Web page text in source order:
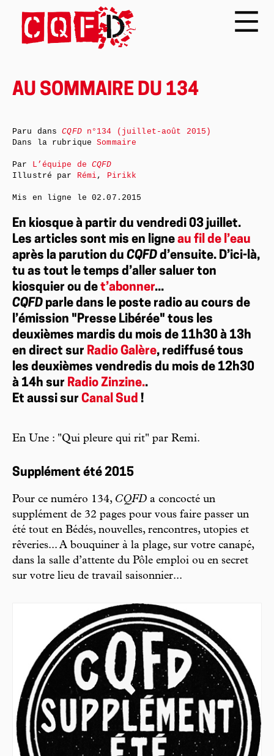
AU SOMMAIRE DU 134
En kiosque à partir du vendredi 03 juillet.
Les articles sont mis en ligne au fil de l’eau
après la parution du CQFD d’ensuite. D’ici-là,
tu as tout le temps d’aller saluer ton
kiosquier ou de t’abonner...
CQFD parle dans le poste radio au cours de
l’émission "Presse Libérée" tous les
deuxièmes mardis du mois de 11h30 à 13h
en direct sur Radio Galère, rediffusé tous
les deuxièmes vendredis du mois de 12h30
à 14h sur Radio Zinzine..
Et aussi sur Canal Sud !
En Une : "Qui pleure qui rit" par Remi.
Supplément été 2015
Pour ce numéro 134, CQFD a concocté un
supplément de 32 pages pour vous faire passer un
été tout en Bédés, nouvelles, rencontres, utopies et
rêveries... A bouquiner à la plage, sur votre canapé,
dans la salle d’attente du Pôle emploi ou en secret
sur votre lieu de travail saisonnier...
Paru dansCQFDn°134 (juillet-août 2015)
Dans la rubriqueSommaire
Par L’équipe deCQFD
Illustré par Rémi, Pirikk
Mis en ligne le02.07.2015